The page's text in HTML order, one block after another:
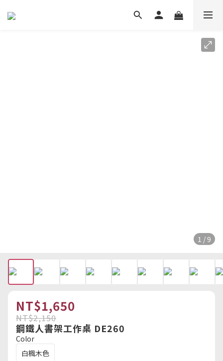
1 / 9
NT$1,650
NT$2,150
鋼鐵人書架工作桌 DE260
Color
白楓木色